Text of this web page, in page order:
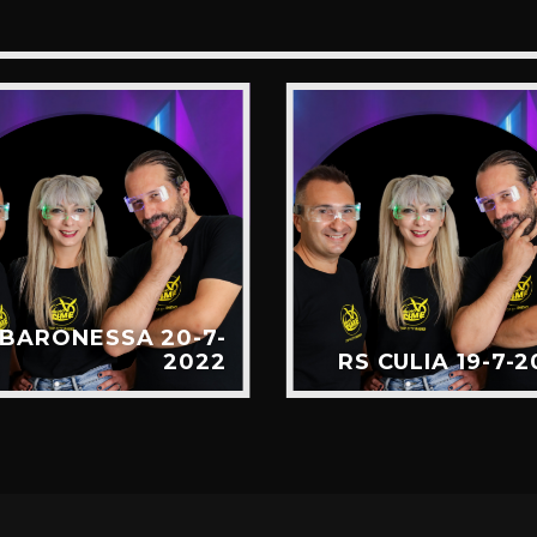
20-7-
2022
RS CULIA 19-7-